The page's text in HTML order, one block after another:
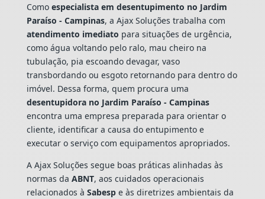
Como especialista em desentupimento no Jardim
Paraíso - Campinas, a Ajax Soluções trabalha com
atendimento imediato para situações de urgência,
como água voltando pelo ralo, mau cheiro na
tubulação, pia escoando devagar, vaso
transbordando ou esgoto retornando para dentro do
imóvel. Dessa forma, quem procura uma
desentupidora no Jardim Paraíso - Campinas
encontra uma empresa preparada para orientar o
cliente, identificar a causa do entupimento e
executar o serviço com equipamentos apropriados.
A Ajax Soluções segue boas práticas alinhadas às
normas da ABNT, aos cuidados operacionais
relacionados à Sabespe às diretrizes ambientais da